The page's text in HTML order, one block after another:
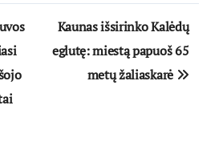
Kaunas išsirinko Kalėdų
eglutę: miestą papuoš 65
metų žaliaskarė